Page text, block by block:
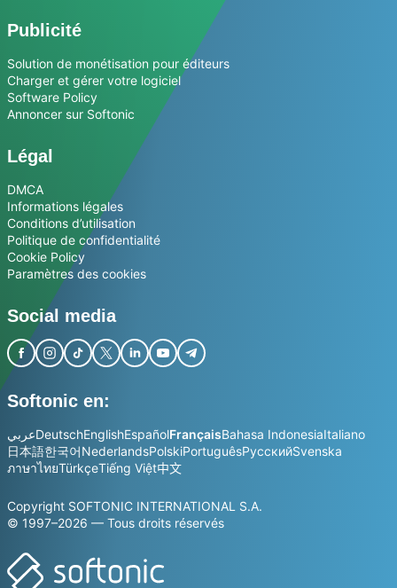
Publicité
Solution de monétisation pour éditeurs
Charger et gérer votre logiciel
Software Policy
Annoncer sur Softonic
Légal
DMCA
Informations légales
Conditions d’utilisation
Politique de confidentialité
Cookie Policy
Paramètres des cookies
Social media
Softonic en:
عربيDeutschEnglishEspañolFrançaisBahasa IndonesiaItaliano
日本語한국어NederlandsPolskiPortuguêsРусскийSvenska
ภาษาไทยTürkçeTiếng Việt中文
Copyright SOFTONIC INTERNATIONAL S.A.
© 1997–2026 — Tous droits réservés